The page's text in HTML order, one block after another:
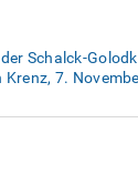
Schalck-
7.